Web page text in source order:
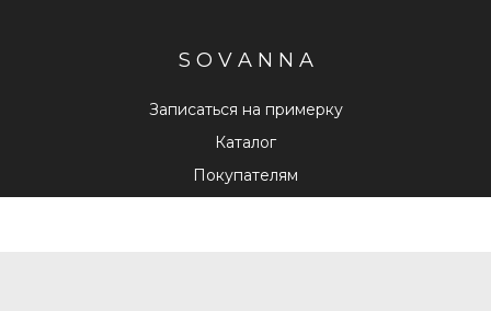
S O V A N N A
Каталог
Покупателям
Записаться на примерку